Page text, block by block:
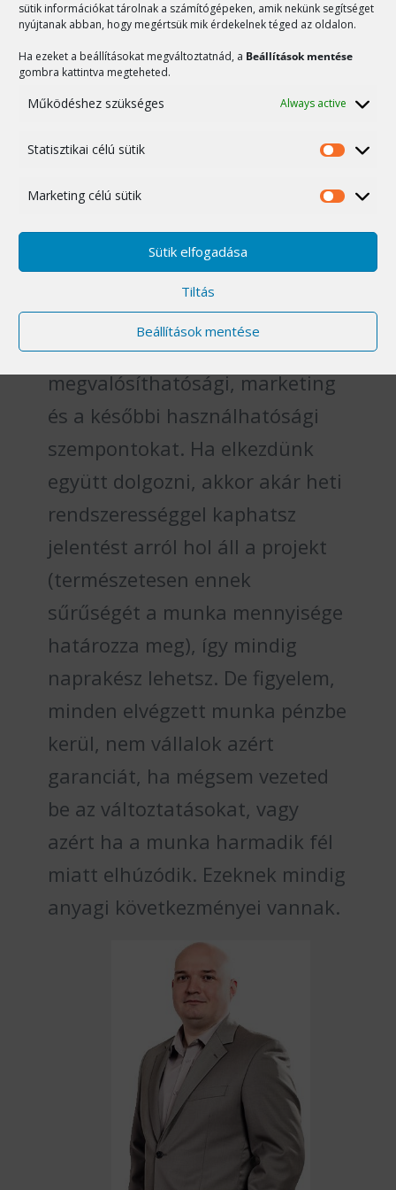
sütik információkat tárolnak a számítógépeken, amik nekünk segítséget
nyújtanak abban, hogy megértsük mik érdekelnek téged az oldalon.
Ha ezeket a beállításokat megváltoztatnád, a Beállítások mentése
gombra kattintva megteheted.
Működéshez szükséges Always active
Statisztikai célú sütik
sütik
Marketing célú sütik
célú
Sütik elfogadása
Tiltás
Beállítások mentése
Ha pedig rendszeres
karbantartésra van
szükséged, akkor vázolom
számodra a havidíjas
együttműködési
Mire számíthatsz ha
velem dolgozol?
Mindig figyelembe veszem a
megvalósíthatósági, marketing
és a későbbi használhatósági
szempontokat. Ha elkezdünk
együtt dolgozni, akkor akár heti
rendszerességgel kaphatsz
jelentést arról hol áll a projekt
(természetesen ennek
sűrűségét a munka mennyisége
határozza meg), így mindig
naprakész lehetsz. De figyelem,
minden elvégzett munka pénzbe
kerül, nem vállalok azért
garanciát, ha mégsem vezeted
be az változtatásokat, vagy
azért ha a munka harmadik fél
miatt elhúzódik. Ezeknek mindig
anyagi következményei vannak.